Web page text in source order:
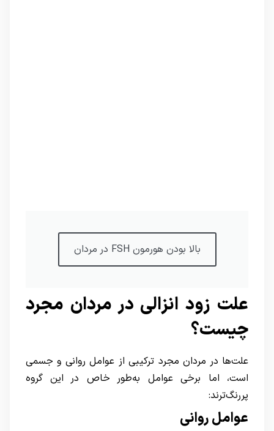
بالا بودن هورمون FSH در مردان
علت زود انزالی در مردان مجرد
چیست؟
علت‌ها در مردان مجرد ترکیبی از عوامل روانی و جسمی
است، اما برخی عوامل به‌طور خاص در این گروه
پررنگ‌ترند:
عوامل روانی